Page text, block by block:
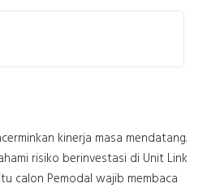
kinerja masa mendatang.
risiko berinvestasi di Unit Link
calon Pemodal wajib membaca